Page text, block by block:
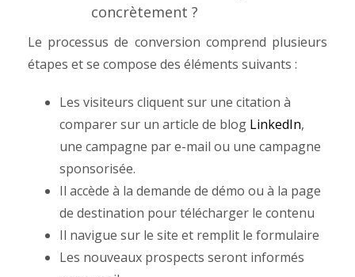
concrètement ?
Le processus de conversion comprend plusieurs
étapes et se compose des éléments suivants :
Les visiteurs cliquent sur une citation à
comparer sur un article de blog LinkedIn,
une campagne par e-mail ou une campagne
sponsorisée.
Il accède à la demande de démo ou à la page
de destination pour télécharger le contenu
Il navigue sur le site et remplit le formulaire
Les nouveaux prospects seront informés